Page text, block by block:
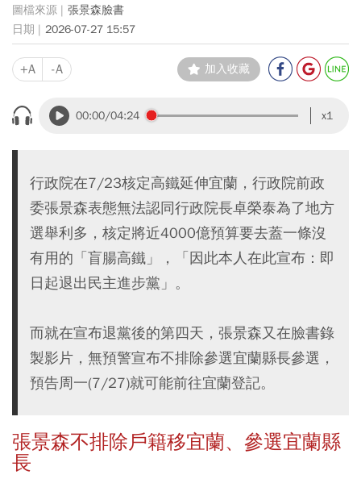
張景森臉書
2026-07-27 15:57
+A -A 加入收藏
00:00/04:24 x1
行政院在7/23核定高鐵延伸宜蘭，行政院前政
委張景森表態無法認同行政院長卓榮泰為了地方
選舉利多，核定將近4000億預算要去蓋一條沒
有用的「盲腸高鐵」，「因此本人在此宣布：即
日起退出民主進步黨」。
而就在宣布退黨後的第四天，張景森又在臉書錄
製影片，無預警宣布不排除參選宜蘭縣長參選，
預告周一(7/27)就可能前往宜蘭登記。
張景森不排除戶籍移宜蘭、參選宜蘭縣
長